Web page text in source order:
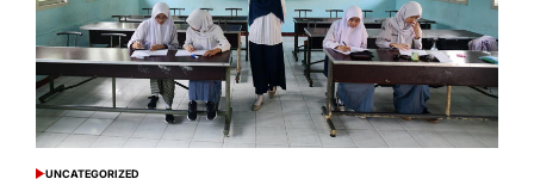
UNCATEGORIZED